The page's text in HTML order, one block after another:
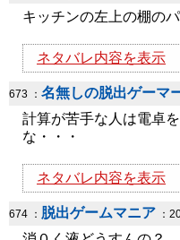
キッチンの左上の棚の
ネタバレ内容を表示
673 ： 名無しの脱出ゲーマ
計算が苦手な人は電卓
な・・・
ネタバレ内容を表示
674 ： 脱出ゲームマニア ：